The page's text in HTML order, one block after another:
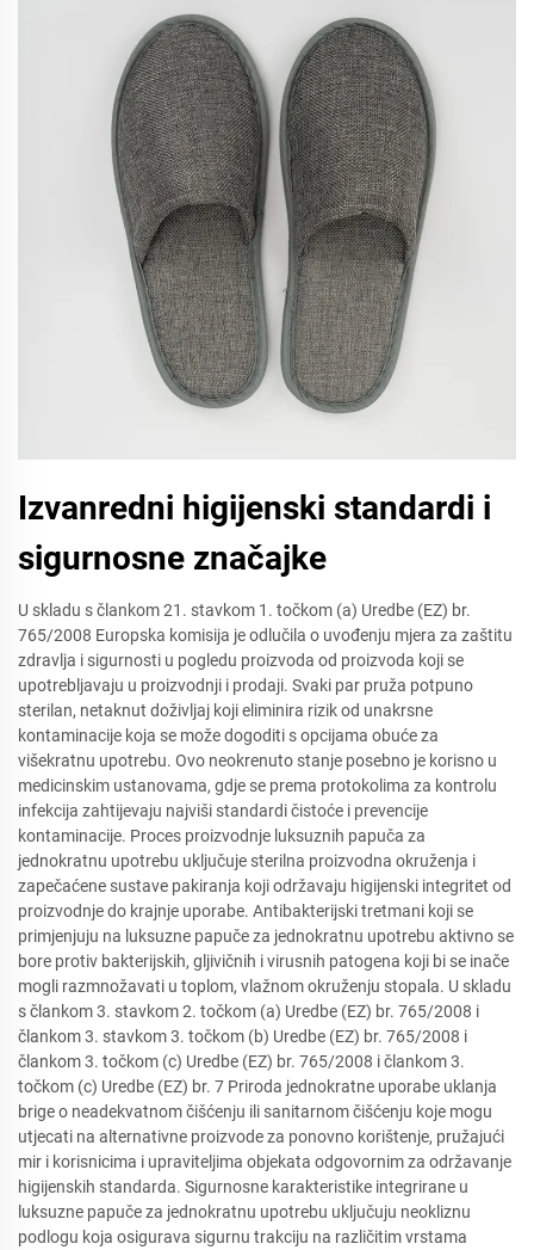
Izvanredni higijenski standardi i
sigurnosne značajke
U skladu s člankom 21. stavkom 1. točkom (a) Uredbe (EZ) br.
765/2008 Europska komisija je odlučila o uvođenju mjera za zaštitu
zdravlja i sigurnosti u pogledu proizvoda od proizvoda koji se
upotrebljavaju u proizvodnji i prodaji. Svaki par pruža potpuno
sterilan, netaknut doživljaj koji eliminira rizik od unakrsne
kontaminacije koja se može dogoditi s opcijama obuće za
višekratnu upotrebu. Ovo neokrenuto stanje posebno je korisno u
medicinskim ustanovama, gdje se prema protokolima za kontrolu
infekcija zahtijevaju najviši standardi čistoće i prevencije
kontaminacije. Proces proizvodnje luksuznih papuča za
jednokratnu upotrebu uključuje sterilna proizvodna okruženja i
zapečaćene sustave pakiranja koji održavaju higijenski integritet od
proizvodnje do krajnje uporabe. Antibakterijski tretmani koji se
primjenjuju na luksuzne papuče za jednokratnu upotrebu aktivno se
bore protiv bakterijskih, gljivičnih i virusnih patogena koji bi se inače
mogli razmnožavati u toplom, vlažnom okruženju stopala. U skladu
s člankom 3. stavkom 2. točkom (a) Uredbe (EZ) br. 765/2008 i
člankom 3. stavkom 3. točkom (b) Uredbe (EZ) br. 765/2008 i
člankom 3. točkom (c) Uredbe (EZ) br. 765/2008 i člankom 3.
točkom (c) Uredbe (EZ) br. 7 Priroda jednokratne uporabe uklanja
brige o neadekvatnom čišćenju ili sanitarnom čišćenju koje mogu
utjecati na alternativne proizvode za ponovno korištenje, pružajući
mir i korisnicima i upraviteljima objekata odgovornim za održavanje
higijenskih standarda. Sigurnosne karakteristike integrirane u
luksuzne papuče za jednokratnu upotrebu uključuju neokliznu
podlogu koja osigurava sigurnu trakciju na različitim vrstama